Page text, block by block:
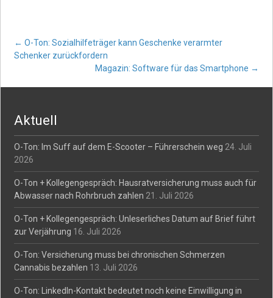
Post
navigation
← O-Ton: Sozialhilfeträger kann Geschenke verarmter
Schenker zurückfordern
Magazin: Software für das Smartphone →
Aktuell
O-Ton: Im Suff auf dem E-Scooter – Führerschein weg 24. Juli
2026
O-Ton + Kollegengespräch: Hausratversicherung muss auch für
Abwasser nach Rohrbruch zahlen 21. Juli 2026
O-Ton + Kollegengespräch: Unleserliches Datum auf Brief führt
zur Verjährung 16. Juli 2026
O-Ton: Versicherung muss bei chronischen Schmerzen
Cannabis bezahlen 13. Juli 2026
O-Ton: LinkedIn-Kontakt bedeutet noch keine Einwilligung in